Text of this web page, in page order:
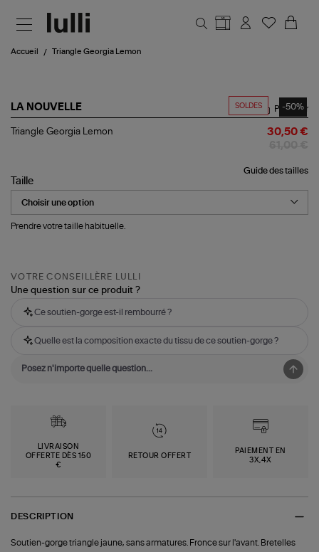
Accueil Triangle Georgia Lemon
SOLDES -50%
LA NOUVELLE
Triangle
Partager
Triangle Georgia Lemon 30,50 €
Guide des tailles
Taille
Prendre votre taille habituelle.
VOTRE CONSEILLÈRE LULLI
Une question sur ce produit ?
Ce soutien-gorge est-il rembourré ?
Quelle est la composition exacte du tissu de ce soutien-gorge ?
LIVRAISON
OFFERTE DÈS 150
€
RETOUR OFFERT
PAIEMENT EN
3X,4X
DESCRIPTION
Soutien-gorge triangle jaune, sans armatures. Fronce sur l'avant. Bretelles